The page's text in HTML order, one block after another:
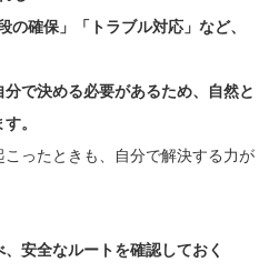
の確保」「トラブル対応」など、
で決める必要があるため、自然と
。
ったときも、自分で解決する力が
安全なルートを確認しておく